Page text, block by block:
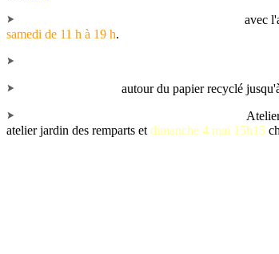
avec
samedi de 11 h à 19 h.
autour du papier recyclé
atelier jardin des remparts et dimanche 4 mai 15h15